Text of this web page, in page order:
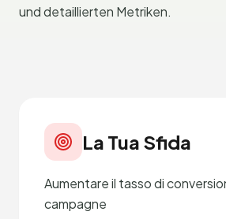
und detaillierten Metriken.
La Tua Sfida
Aumentare il tasso di
campagne